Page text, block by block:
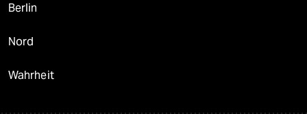
Berlin
Nord
Wahrheit